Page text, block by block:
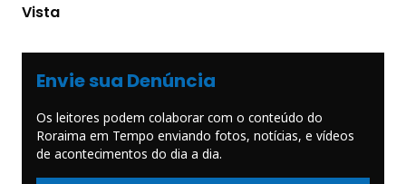
Vista
Envie sua Denúncia
Os leitores podem colaborar com o conteúdo do
Roraima em Tempo enviando fotos, notícias, e vídeos
de acontecimentos do dia a dia.